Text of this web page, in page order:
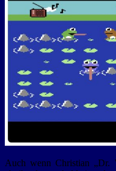
Auch wenn Christian „Dr.